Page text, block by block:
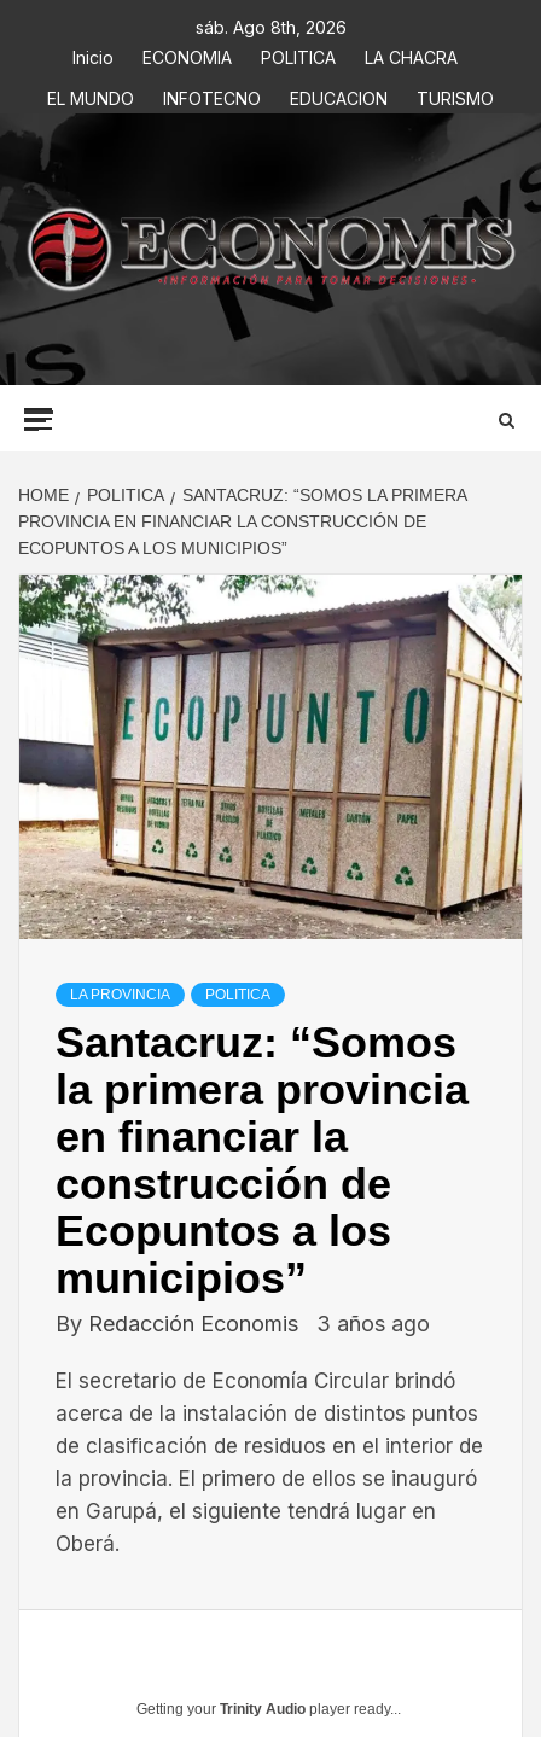
sáb. Ago 8th, 2026
Inicio
ECONOMIA POLITICA
LA CHACRA
EL MUNDO
INFOTECNO EDUCACION TURISMO
ECONOMIS
INFORMACIÓN PARA TOMAR DECISIONES
HOME POLITICA
SANTACRUZ: “SOMOS LA PRIMERA
PROVINCIA EN FINANCIAR LA CONSTRUCCIÓN DE
ECOPUNTOS A LOS MUNICIPIOS”
LA PROVINCIA POLITICA
Santacruz: “Somos
la primera provincia
en financiar la
construcción de
Ecopuntos a los
municipios”
By Redacción Economis 3 años ago
El secretario de Economía Circular brindó
acerca de la instalación de distintos puntos
de clasificación de residuos en el interior de
la provincia. El primero de ellos se inauguró
en Garupá, el siguiente tendrá lugar en
Oberá.
Getting your Trinity Audio player ready...